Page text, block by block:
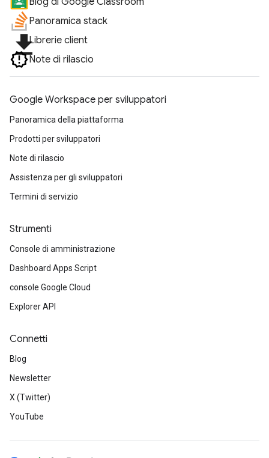
Panoramica stack
file_downloadLibrerie client
Note di rilascio
Google Workspace per sviluppatori
Panoramica della piattaforma
Prodotti per sviluppatori
Note di rilascio
Assistenza per gli sviluppatori
Termini di servizio
Strumenti
Console di amministrazione
Dashboard Apps Script
console Google Cloud
Explorer API
Connetti
Blog
Newsletter
X (Twitter)
YouTube